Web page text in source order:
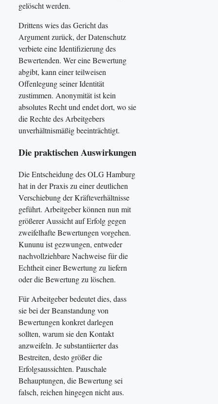
gelöscht werden.
Drittens wies das Gericht das
Argument zurück, der Datenschutz
verbiete eine Identifizierung des
Bewertenden. Wer eine Bewertung
abgibt, kann einer teilweisen
Offenlegung seiner Identität
zustimmen. Anonymität ist kein
absolutes Recht und endet dort, wo sie
die Rechte des Arbeitgebers
unverhältnismäßig beeinträchtigt.
Die praktischen Auswirkungen
Die Entscheidung des OLG Hamburg
hat in der Praxis zu einer deutlichen
Verschiebung der Kräfteverhältnisse
geführt. Arbeitgeber können nun mit
größerer Aussicht auf Erfolg gegen
zweifelhafte Bewertungen vorgehen.
Kununu ist gezwungen, entweder
nachvollziehbare Nachweise für die
Echtheit einer Bewertung zu liefern
oder die Bewertung zu löschen.
Für Arbeitgeber bedeutet dies, dass
sie bei der Beanstandung von
Bewertungen konkret darlegen
sollten, warum sie den Kontakt
anzweifeln. Je substantiierter das
Bestreiten, desto größer die
Erfolgsaussichten. Pauschale
Behauptungen, die Bewertung sei
falsch, reichen hingegen nicht aus.